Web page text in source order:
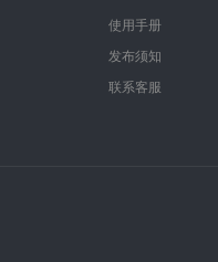
使用手册
发布须知
联系客服